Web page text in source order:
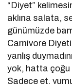
“Diyet”
aklına salata,
günümüzde
Carnivore
yanlış
yok, hatta çoğu
Sadece et,